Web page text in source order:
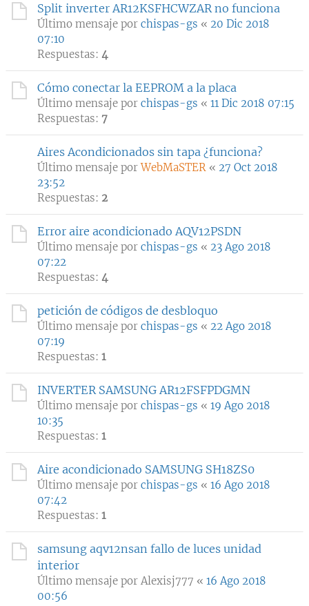
Split inverter AR12KSFHCWZAR no funciona
Último mensaje por chispas-gs « 20 Dic 2018
07:10
Respuestas: 4
Cómo conectar la EEPROM a la placa
Último mensaje por chispas-gs « 11 Dic 2018 07:15
Respuestas: 7
Aires Acondicionados sin tapa ¿funciona?
Último mensaje porWebMaSTER « 27 Oct 2018
23:52
Respuestas: 2
Error aire acondicionado AQV12PSDN
Último mensaje por chispas-gs « 23 Ago 2018
07:22
Respuestas: 4
petición de códigos de desbloquo
Último mensaje por chispas-gs « 22 Ago 2018
07:19
Respuestas: 1
INVERTER SAMSUNG AR12FSFPDGMN
Último mensaje por chispas-gs « 19 Ago 2018
10:35
Respuestas: 1
Aire acondicionado SAMSUNG SH18ZS0
Último mensaje por chispas-gs « 16 Ago 2018
07:42
Respuestas: 1
samsung aqv12nsan fallo de luces unidad
interior
Último mensaje por Alexisj777 « 16 Ago 2018
00:56